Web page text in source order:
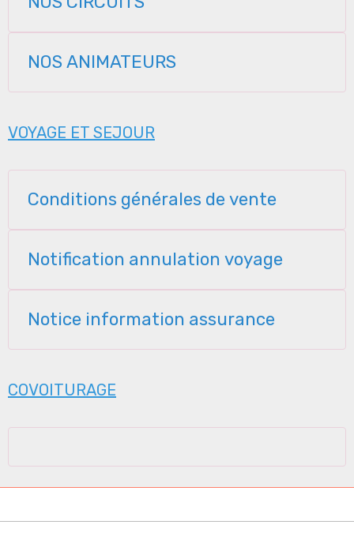
NOS ANIMATEURS
VOYAGE ET SEJOUR
Conditions générales de vente
Notification annulation voyage
Notice information assurance
COVOITURAGE